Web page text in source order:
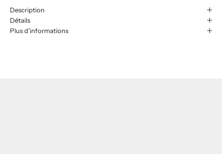
Description
Détails
Plus d'informations